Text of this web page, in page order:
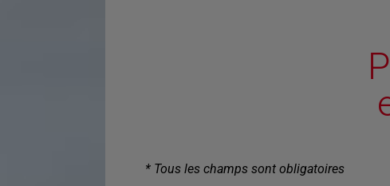
* Tous les champs sont obligatoires